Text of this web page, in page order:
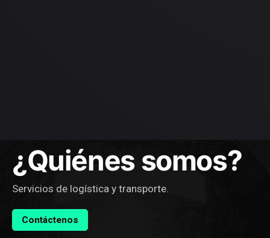
¿Quiénes somos?
Servicios de logística y transporte.
Contáctenos